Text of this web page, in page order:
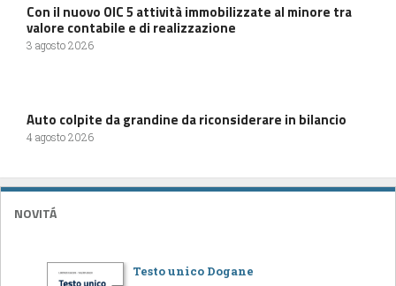
Con il nuovo OIC 5 attività immobilizzate al minore tra
valore contabile e di realizzazione
3 agosto 2026
Auto colpite da grandine da riconsiderare in bilancio
4 agosto 2026
NOVITÁ
Testo unico Dogane